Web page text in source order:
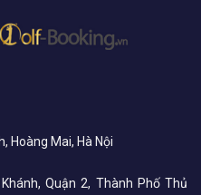
Hoàng Mai, Hà Nội
Quận 2, Thành Phố Thủ